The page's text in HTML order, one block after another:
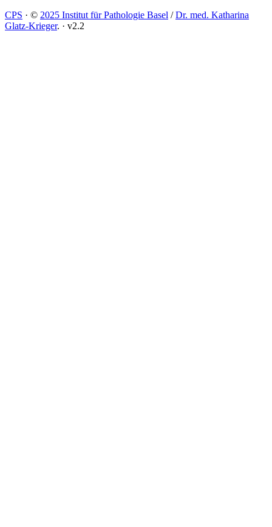
CPS · © 2025 Institut für Pathologie Basel /Dr. med. Katharina
Glatz-Krieger. · v2.2